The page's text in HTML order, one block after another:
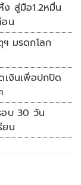
ง สู่มือ1.2หมื่น
อน
ฯ มรดกโลก
เงินเพื่อปกปิด
บ 30 วัน
ยน